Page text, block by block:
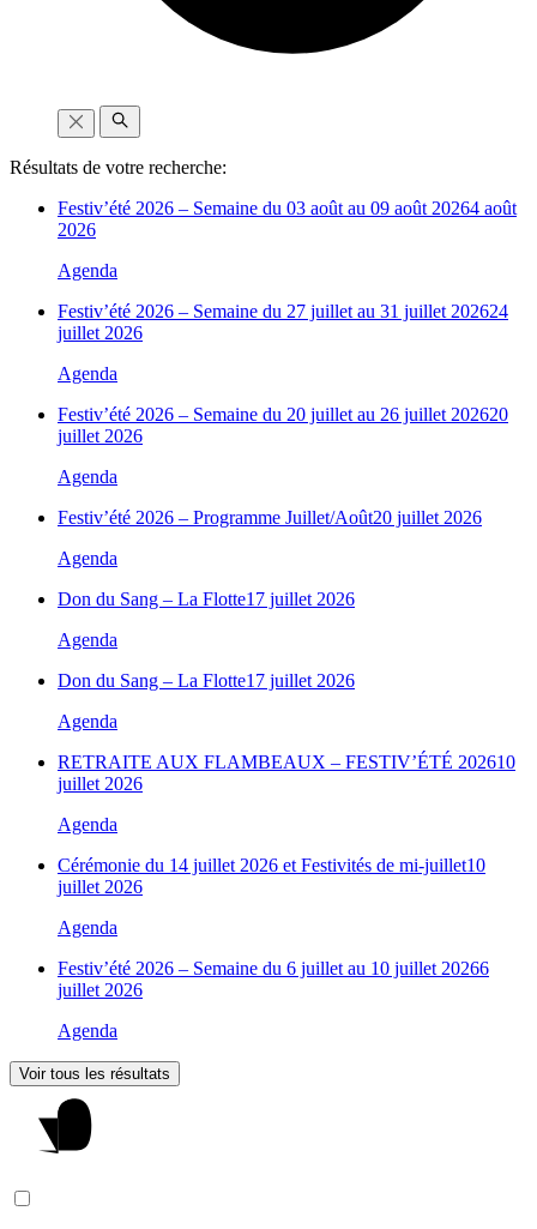
Résultats de votre recherche:
Festiv’été 2026 – Semaine du 03 août au 09 août 20264 août
2026
Agenda
Festiv’été 2026 – Semaine du 27 juillet au 31 juillet 202624
juillet 2026
Agenda
Festiv’été 2026 – Semaine du 20 juillet au 26 juillet 202620
juillet 2026
Agenda
Festiv’été 2026 – Programme Juillet/Août20 juillet 2026
Agenda
Don du Sang – La Flotte17 juillet 2026
Agenda
Don du Sang – La Flotte17 juillet 2026
Agenda
RETRAITE AUX FLAMBEAUX – FESTIV’ÉTÉ 202610
juillet 2026
Agenda
Cérémonie du 14 juillet 2026 et Festivités de mi-juillet10
juillet 2026
Agenda
Festiv’été 2026 – Semaine du 6 juillet au 10 juillet 20266
juillet 2026
Agenda
Voir tous les résultats